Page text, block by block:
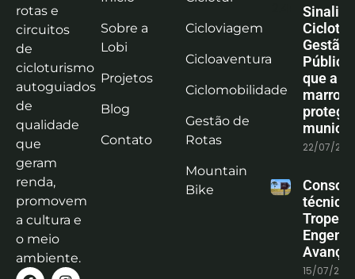
rotas e
circuitos
de
cicloturismo
autoguiados
de
qualidade
que
geram
renda,
promovem
a cultura e
o meio
ambiente.
Sobre a
Lobi
Projetos
Blog
Contato
Cicloviagem
Cicloaventura
Ciclomobilidade
Gestão de
Rotas
Mountain
Bike
Gestão
que a
marrom
protege
22/07/
técnica
15/07/